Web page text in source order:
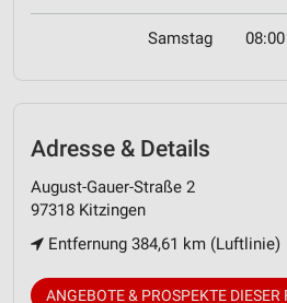
Samstag
Adresse & Details
August-Gauer-Straße 2
97318 Kitzingen
Entfernung 384,61 km (Luftlinie)
ANGEBOTE & PROSPEKTE DIESER